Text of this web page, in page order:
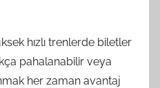
hızlı trenlerde biletler
pahalanabilir veya
her zaman avantaj